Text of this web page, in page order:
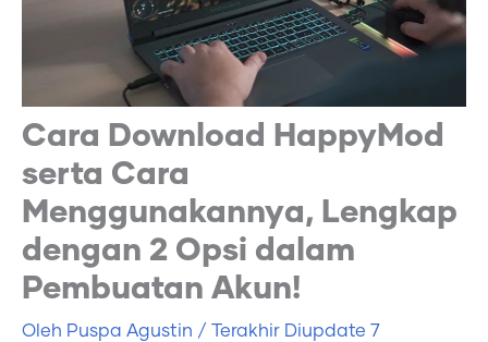
Cara Download HappyMod
serta Cara
Menggunakannya, Lengkap
dengan 2 Opsi dalam
Pembuatan Akun!
Oleh Puspa Agustin / Terakhir Diupdate 7